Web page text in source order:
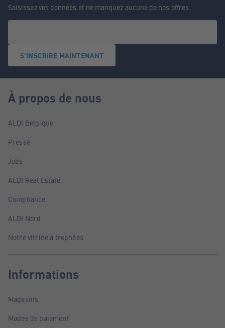
Saisissez vos données et ne manquez aucune de nos offres.
S'INSCRIRE MAINTENANT
À propos de nous
ALDI Belgique
Presse
Jobs
ALDI Real Estate
Compliance
ALDI Nord
Notre vitrine à trophées
Informations
Magasins
Modes de paiement